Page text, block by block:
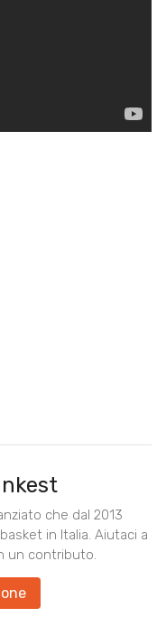
che dal 2013
in Italia. Aiutaci a
un contributo.